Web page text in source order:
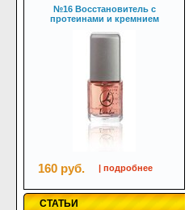
№16 Восстановитель с
протеинами и кремнием
160 руб. | подробнее
СТАТЬИ